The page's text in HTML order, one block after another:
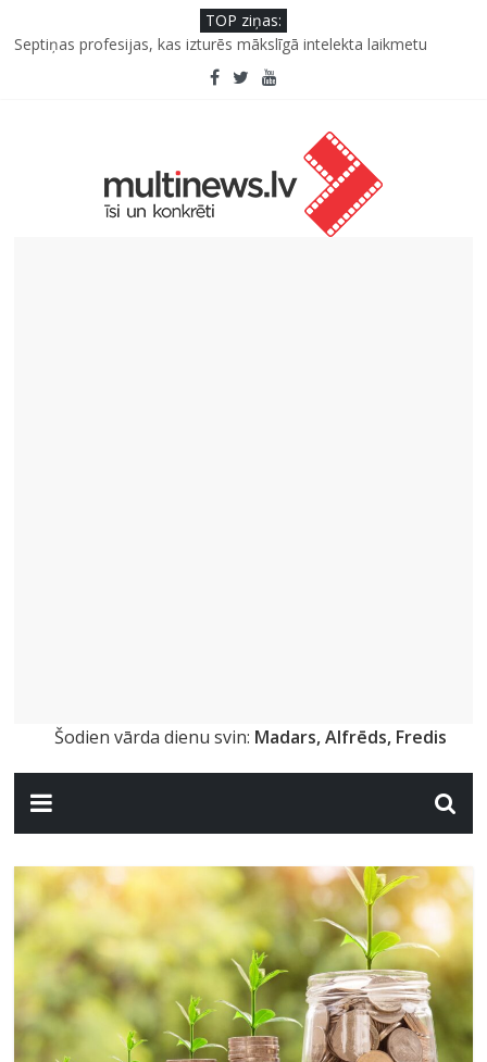
TOP ziņas:
Iniciatīvā “Daru labu dabai” aicina palīdzēt atjaunot Jašas upes
Septiņas profesijas, kas izturēs mākslīgā intelekta laikmetu
“Virši” neto peļņa pirmajā pusgadā sasniedz 4,2 miljonus eiro
Deigeļu pāris izdod otro singlu “Plkst. 3.00” no topošā albuma
Šodien vārda dienu svin: Madars, Alfrēds, Fredis